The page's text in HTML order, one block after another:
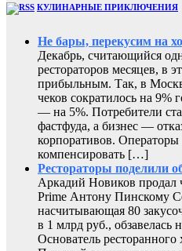
КУЛИНАРНЫЕ ПРИКЛЮЧЕНИЯ
Не бары, перекусим на
Декабрь, считающийся
рестораторов месяцев, в
прибыльным. Так, в
чеков сократилось на 9%
— на 5%. Потребители
фастфуда, а бизнес —
корпоративов.
компенсировать […]
Рестораторы поделили
Аркадий Новиков продал
Prime Антону Пинскому
насчитывающая 80
в 1 млрд руб., обзавелась
Основатель